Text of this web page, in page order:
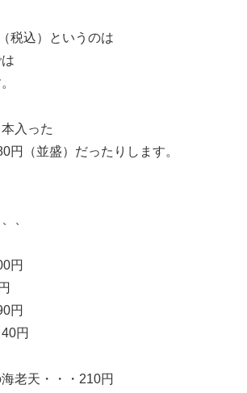
税込）というのは
入った
円（並盛）だったりします。
、
円
円
円
老天・・・210円